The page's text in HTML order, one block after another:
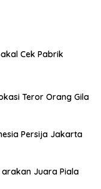
Cek Pabrik
Teror Orang Gila
Persija Jakarta
arakan Juara Piala